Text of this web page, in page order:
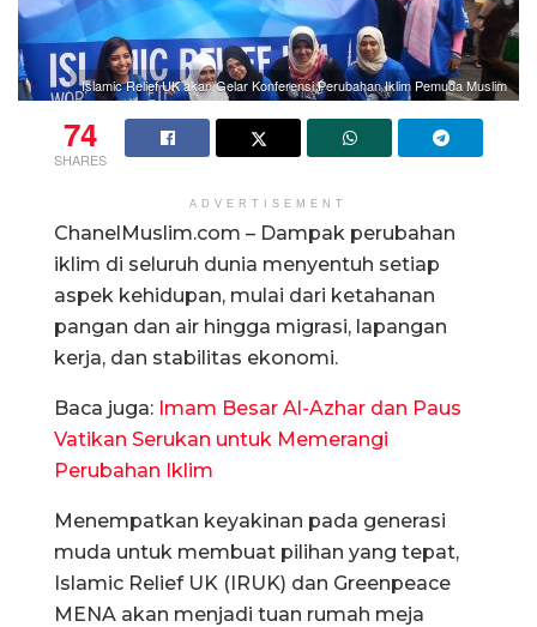
Islamic Relief UK akan Gelar Konferensi Perubahan Iklim Pemuda Muslim
74
SHARES
ADVERTISEMENT
ChanelMuslim.com – Dampak perubahan
iklim di seluruh dunia menyentuh setiap
aspek kehidupan, mulai dari ketahanan
pangan dan air hingga migrasi, lapangan
kerja, dan stabilitas ekonomi.
Baca juga: Imam Besar Al-Azhar dan Paus
Vatikan Serukan untuk Memerangi
Perubahan Iklim
Menempatkan keyakinan pada generasi
muda untuk membuat pilihan yang tepat,
Islamic Relief UK (IRUK) dan Greenpeace
MENA akan menjadi tuan rumah meja